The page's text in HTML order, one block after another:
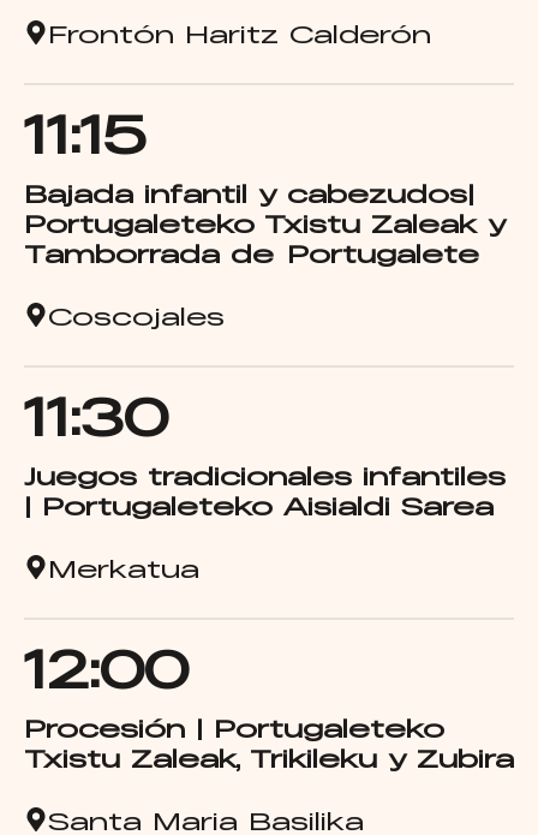
Frontón Haritz Calderón
11:15
Bajada infantil y cabezudos|
Portugaleteko Txistu Zaleak y
Tamborrada de Portugalete
Coscojales
11:30
Juegos tradicionales infantiles
| Portugaleteko Aisialdi Sarea
Merkatua
12:00
Procesión | Portugaleteko
Txistu Zaleak, Trikileku y Zubira
Santa Maria Basilika